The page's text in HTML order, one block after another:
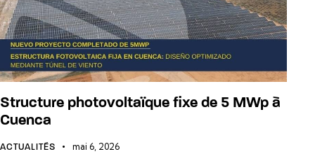
Structure photovoltaïque fixe de 5 MWp à
Cuenca
ACTUALITÉS mai 6, 2026